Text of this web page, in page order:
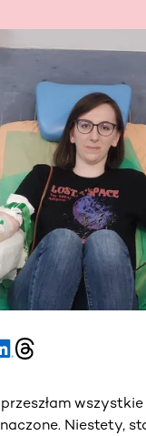
Niestety,